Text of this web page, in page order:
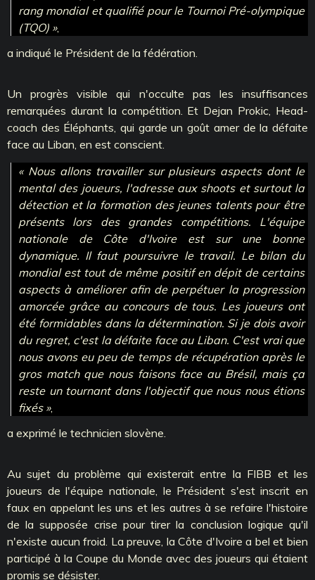
rang mondial et qualifié pour le Tournoi Pré-olympique
(TQO) »,
a indiqué le Président de la fédération.
Un progrès visible qui n'occulte pas les insuffisances
remarquées durant la compétition. Et Dejan Prokic, Head-
coach des Éléphants, qui garde un goût amer de la défaite
face au Liban, en est conscient.
« Nous allons travailler sur plusieurs aspects dont le
mental des joueurs, l'adresse aux shoots et surtout la
détection et la formation des jeunes talents pour être
présents lors des grandes compétitions. L'équipe
nationale de Côte d'Ivoire est sur une bonne
dynamique. Il faut poursuivre le travail. Le bilan du
mondial est tout de même positif en dépit de certains
aspects à améliorer afin de perpétuer la progression
amorcée grâce au concours de tous. Les joueurs ont
été formidables dans la détermination. Si je dois avoir
du regret, c'est la défaite face au Liban. C'est vrai que
nous avons eu peu de temps de récupération après le
gros match que nous faisons face au Brésil, mais ça
reste un tournant dans l'objectif que nous nous étions
fixés »,
a exprimé le technicien slovène.
Au sujet du problème qui existerait entre la FIBB et les
joueurs de l'équipe nationale, le Président s'est inscrit en
faux en appelant les uns et les autres à se refaire l'histoire
de la supposée crise pour tirer la conclusion logique qu'il
n'existe aucun froid. La preuve, la Côte d'Ivoire a bel et bien
participé à la Coupe du Monde avec des joueurs qui étaient
promis se désister.